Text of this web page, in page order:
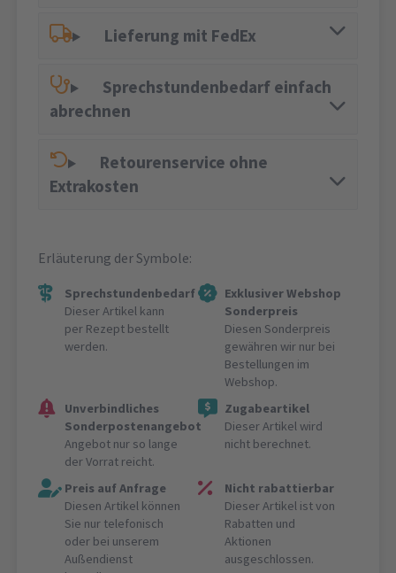
Lieferung mit FedEx
Sprechstundenbedarf einfach
abrechnen
Retourenservice ohne
Extrakosten
Erläuterung der Symbole:
Sprechstundenbedarf
Dieser Artikel kann
per Rezept bestellt
werden.
Exklusiver Webshop
Sonderpreis
Diesen Sonderpreis
gewähren wir nur bei
Bestellungen im
Webshop.
Unverbindliches
Sonderpostenangebot
Angebot nur so lange
der Vorrat reicht.
Zugabeartikel
Dieser Artikel wird
nicht berechnet.
Preis auf Anfrage
Diesen Artikel können
Sie nur telefonisch
oder bei unserem
Außendienst
Nicht rabattierbar
Dieser Artikel ist von
Rabatten und
Aktionen
ausgeschlossen.